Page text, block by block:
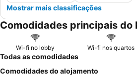
Mostrar mais classificações
Comodidades principais do
Wi-fi no lobby Wi-fi nos quartos
Todas as comodidades
Comodidades do alojamento